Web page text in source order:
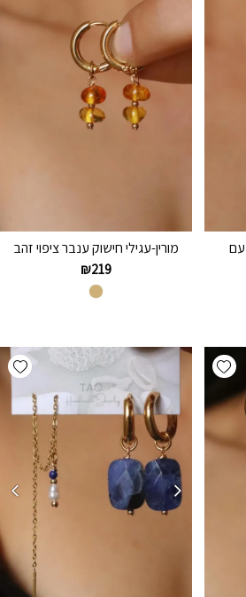
עם
מורין-עגילי חישוק ענבר ציפוי זהב
₪219
Add wishlist